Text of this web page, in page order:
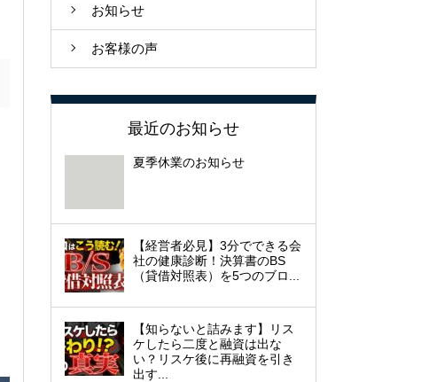
お知らせ
お客様の声
最近のお知らせ
夏季休業のお知らせ
【経営者必見】3分でできる会
社の健康診断！決算書のBS
（貸借対照表）を5つのブロ...
【知らないと詰みます】リス
ケしたら二度と融資は出な
い？リスケ後に再融資を引き
出す...